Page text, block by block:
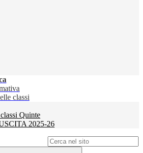
classi
Quinte
2025-26